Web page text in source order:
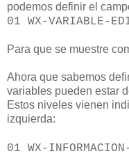
podemos definir el
01 WX-VARIABLE-
Para que se muestre
Ahora que sabemos
variables pueden estar
Estos niveles vienen
izquierda:
01 WX-